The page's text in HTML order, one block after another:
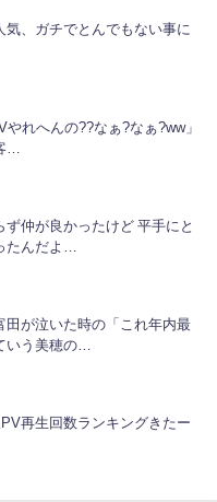
気、ガチでとんでもない事に
やれへんの??なぁ?なぁ?ww」
…
ず仲が良かったけど 平手にと
たんだよ…
田が泣いた時の「これ年内最
いう美穂の…
PV再生回数ランキングきたー